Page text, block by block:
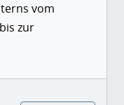
vom
zur